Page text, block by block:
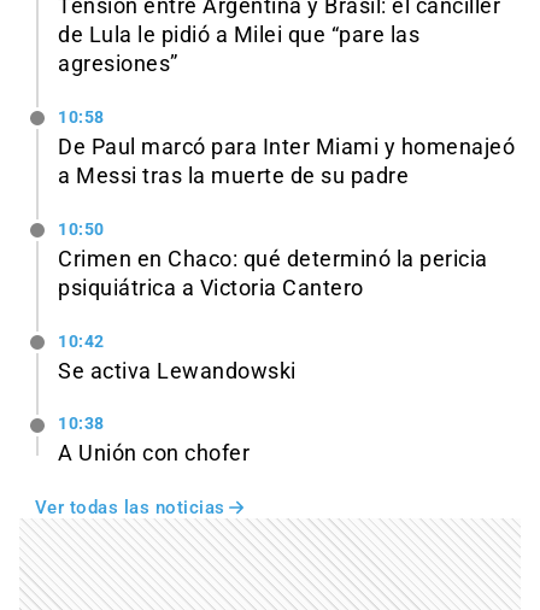
Tensión entre Argentina y Brasil: el canciller
de Lula le pidió a Milei que “pare las
agresiones”
10:58
De Paul marcó para Inter Miami y homenajeó
a Messi tras la muerte de su padre
10:50
Crimen en Chaco: qué determinó la pericia
psiquiátrica a Victoria Cantero
10:42
Se activa Lewandowski
10:38
A Unión con chofer
Ver todas las noticias